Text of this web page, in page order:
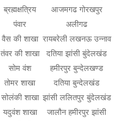
ब्रह्मक्षत्रिय
आजमगढ गोरखपुर
पंवार
अलीगढ
वैस की शाखा रायबरेली लखनऊ उन्नाव
तंवर की शाखा
दतिया झांसी बुंदेलखंड
सोम वंश
हमीरपुर बुन्देलखण्ड
तोमर शाखा
दतिया बुन्देलखंड
सोलंकी शाखा झांसी ललितपुर बुंदेलखंड
यदुवंश शाखा जालौन हमीरपुर झांसी